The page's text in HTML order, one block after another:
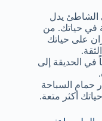
الشاطئ يدل
في حياتك. من
على حياتك
في الحديقة إلى
حمام السباحة
أكثر متعة.